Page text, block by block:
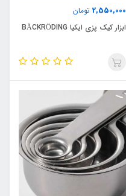
2,550,000 تومان
ابزار کیک پزی ایکیا BÄCKRÖDING